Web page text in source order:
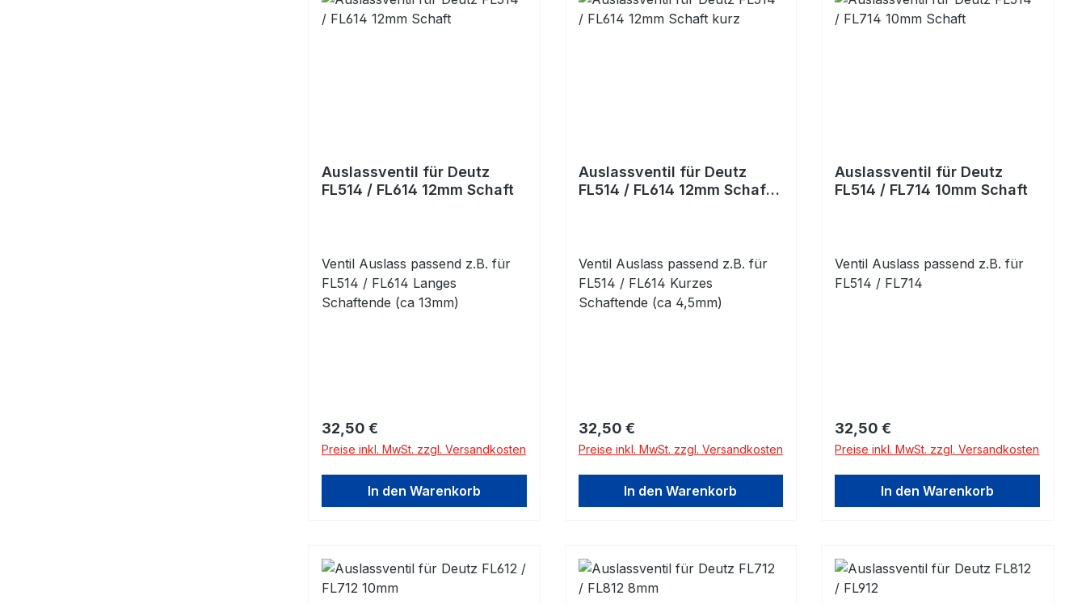
Auslassventil für Deutz
FL514 / FL614 12mm Schaft
Ventil Auslass passend z.B. für
FL514 / FL614 Langes
Schaftende (ca 13mm)
Regulärer Preis:
32,50 €
Preise inkl. MwSt. zzgl. Versandkosten
In den Warenkorb
Auslassventil für Deutz
FL514 / FL614 12mm Schaft
Ventil Auslass passend z.B. für
FL514 / FL614 Kurzes
Schaftende (ca 4,5mm)
Regulärer Preis:
32,50 €
Preise inkl. MwSt. zzgl. Versandkosten
In den Warenkorb
Auslassventil für Deutz
FL514 / FL714 10mm Schaft
Ventil Auslass passend z.B. für
FL514 / FL714
Regulärer Preis:
32,50 €
Preise inkl. MwSt. zzgl. Versandkosten
In den Warenkorb